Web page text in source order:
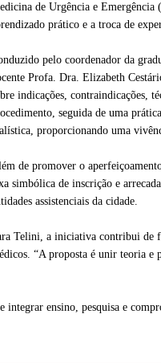
de Urgência e
prático e a troca de
pelo coordenador da
Profa. Dra. Elizabeth
indicações, contraindicações,
seguida de uma
proporcionando uma
de promover o
simbólica de inscrição e
assistenciais da cidade.
Telini, a iniciativa contribui de
“A proposta é unir teoria e
integrar ensino, pesquisa e